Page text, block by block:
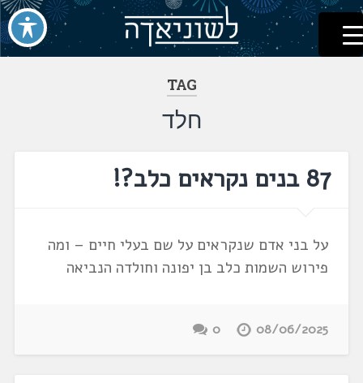
דלג
לתוכן
לשוניאדה
עברית. לשון. שפה
TAG
חלד
87 בנים נקראים כלב?!
על בני אדם שנקראים על שם בעלי חיים – ומה
פירוש השמות כלב בן יפונה וחולדה הנביאה
08/06/2025
0